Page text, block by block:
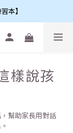
本】
樣說孩
幫助家長用對話